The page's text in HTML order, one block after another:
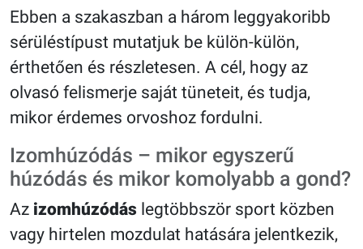
Ebben a szakaszban a három leggyakoribb
sérüléstípust mutatjuk be külön-külön,
érthetően és részletesen. A cél, hogy az
olvasó felismerje saját tüneteit, és tudja,
mikor érdemes orvoshoz fordulni.
Izomhúzódás – mikor egyszerű
húzódás és mikor komolyabb a gond?
Az izomhúzódás legtöbbször sport közben
vagy hirtelen mozdulat hatására jelentkezik,